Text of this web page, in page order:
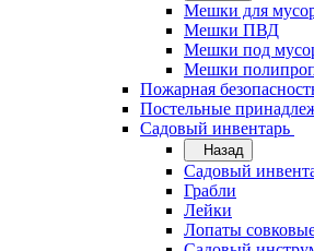
Мешки для
Мешки ПВД
Мешки под
Мешки
Пожарная
Постельные
Садовый инвентарь
Назад
Садовый
Грабли
Лейки
Лопаты